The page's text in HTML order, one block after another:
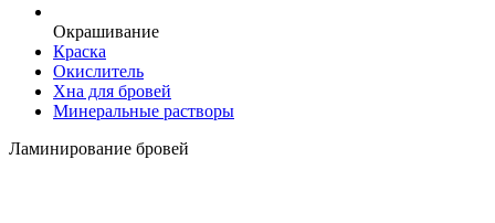
Окрашивание
Краска
Окислитель
Хна для бровей
Минеральные растворы
Ламинирование бровей